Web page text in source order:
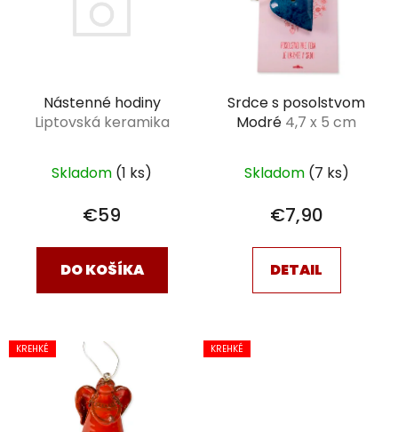
Nástenné hodiny
Liptovská keramika
Skladom (1 ks)
€59
DO KOŠÍKA
Srdce s posolstvom
Modré 4,7 x 5 cm
Skladom (7 ks)
€7,90
DETAIL
KREHKÉ KREHKÉ